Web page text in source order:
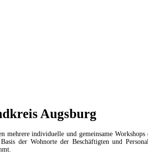
Augsburg
mehrere individuelle und gemeinsame
der Wohnorte der Beschäftigten und